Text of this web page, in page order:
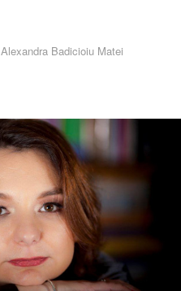
Alexandra Badicioiu Matei